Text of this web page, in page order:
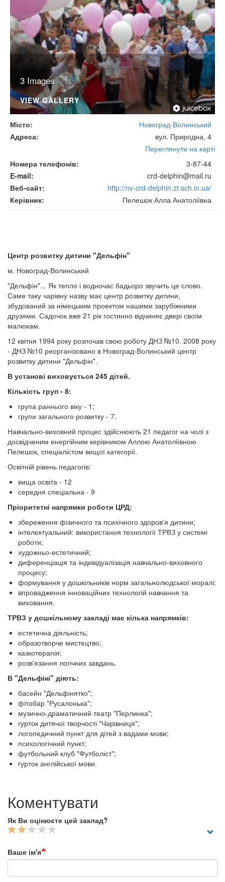
3 Images
VIEW GALLERY
Місто
Новоград-Волинський
Адреса
вул. Природна, 4
Переглянути на карті
Номера телефонів
3-87-44
E-mail
crd-delphin@mail.ru
Веб-сайт
http://nv-crd-delphin.zt.sch.in.ua/
Керівник
Пелешок Алла Анатоліївна
Центр розвитку дитини "Дельфін"
м. Новоград-Волинський
"Дельфін"... Як тепло і водночас бадьоро звучить це слово.
Саме таку чарівну назву має центр розвитку дитини,
збудований за німецьким проектом нашими зарубіжними
друзями. Садочок вже 21 рік гостинно відчиняє двері своїм
малюкам.
12 квітня 1994 року розпочав свою роботу ДНЗ №10. 2008 року
- ДНЗ №10 реорганізовано в Новоград-Волинський центр
розвитку дитини "Дельфін".
В установі виховується 245 дітей.
Кількість груп - 8:
група раннього віку - 1;
групи загального розвитку - 7.
Навчально-виховний процес здійснюють 21 педагог на чолі з
досвідченим енергійним керівником Аллою Анатоліївною
Пелешок, спеціалістом вищої категорії.
Освітній рівень педагогів:
вища освіта - 12
середня спеціальна - 9
Пріоритетні напрямки роботи ЦРД:
збереження фізичного та психічного здоров'я дитини;
інтелектуальний: використання технології ТРВЗ у системі
роботи;
художньо-естетичний;
диференціація та індивідуалізація навчально-виховного
процесу;
формування у дошкільників норм загальнолюдської моралі;
впровадження інноваційних технологій навчання та
виховання.
ТРВЗ у дошкільному закладі має кілька напрямків:
естетична діяльність;
образотворче мистецтво;
казкотерапія;
розв'язання логічних завдань.
В "Дельфіні" діють:
басейн "Дельфінятко";
фітобар "Русалонька";
музично-драматичний театр "Перлинка";
гурток дитячої творчості "Чарівниця";
логопедичний пункт для дітей з вадами мови;
психологічний пункт;
футбольний клуб "Футболіст";
гурток англійської мови.
Коментувати
Як Ви оцінюєте цей заклад?
Ваше ім'я